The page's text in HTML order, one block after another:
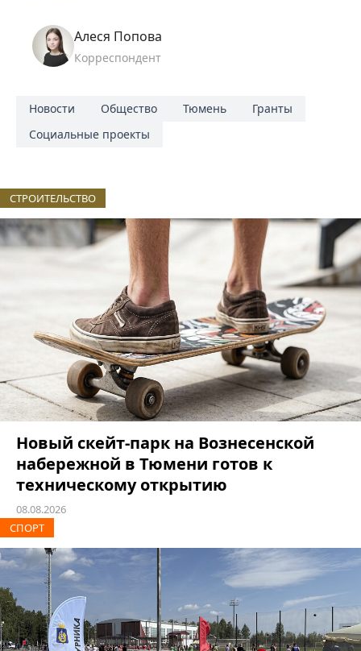
Алеся Попова
Корреспондент
Новости Общество Тюмень
Гранты
Социальные проекты
СТРОИТЕЛЬСТВО
Новый скейт-парк на Вознесенской
набережной в Тюмени готов к
техническому открытию
08.08.2026
СПОРТ